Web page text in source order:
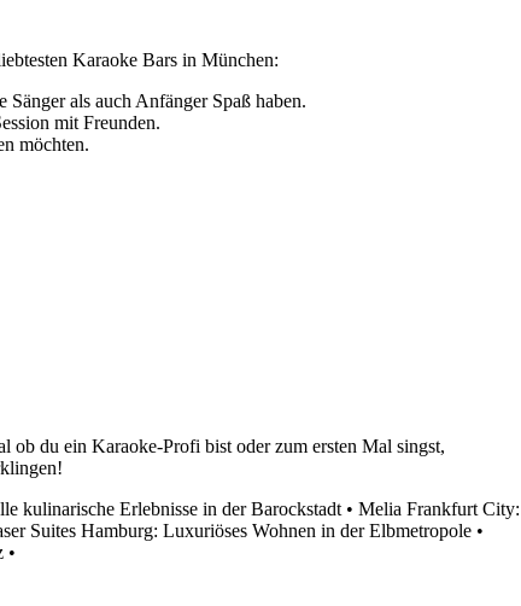
Karaoke Bars in München:
als auch Anfänger Spaß haben.
mit Freunden.
möchten.
ob du ein Karaoke-Profi bist oder zum ersten Mal singst,
kulinarische Erlebnisse in der Barockstadt • Melia Frankfurt City:
Suites Hamburg: Luxuriöses Wohnen in der Elbmetropole •
•